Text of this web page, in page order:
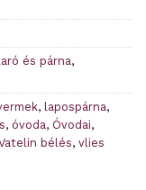
és párna,
, lapospárna,
, óvoda, Óvodai,
bélés, vlies